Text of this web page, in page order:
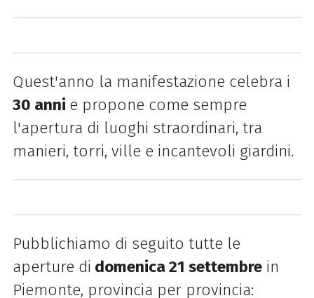
Quest'anno la manifestazione celebra i
30 anni e propone come sempre
l'apertura di luoghi straordinari, tra
manieri, torri, ville e incantevoli giardini.
Pubblichiamo di seguito tutte le
aperture di domenica 21 settembrein
Piemonte, provincia per provincia: